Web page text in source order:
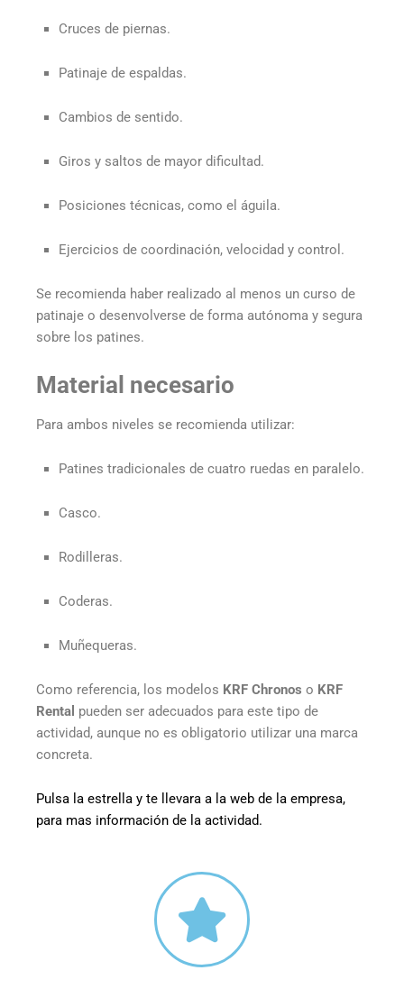
Cruces de piernas.
Patinaje de espaldas.
Cambios de sentido.
Giros y saltos de mayor dificultad.
Posiciones técnicas, como el águila.
Ejercicios de coordinación, velocidad y control.
Se recomienda haber realizado al menos un curso de
patinaje o desenvolverse de forma autónoma y segura
sobre los patines.
Material necesario
Para ambos niveles se recomienda utilizar:
Patines tradicionales de cuatro ruedas en paralelo.
Casco.
Rodilleras.
Coderas.
Muñequeras.
Como referencia, los modelos KRF Chronos o KRF
Rental pueden ser adecuados para este tipo de
actividad, aunque no es obligatorio utilizar una marca
concreta.
Pulsa la estrella y te llevara a la web de la empresa,
para mas información de la actividad.